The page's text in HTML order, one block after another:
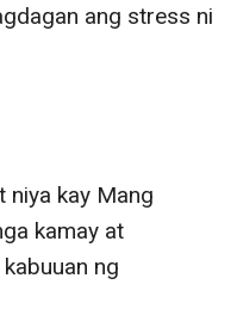
ang stress ni
niya kay Mang
kamay at
ng